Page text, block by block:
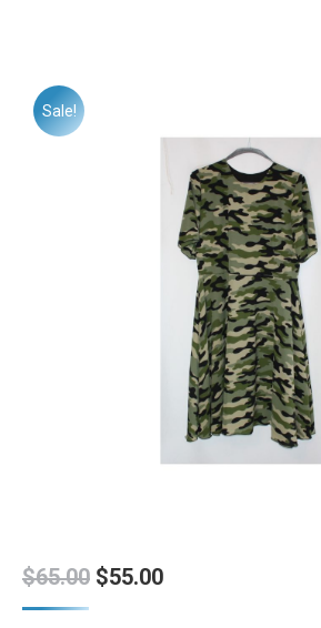
Sale!
$65.00 Original
$55.00Current